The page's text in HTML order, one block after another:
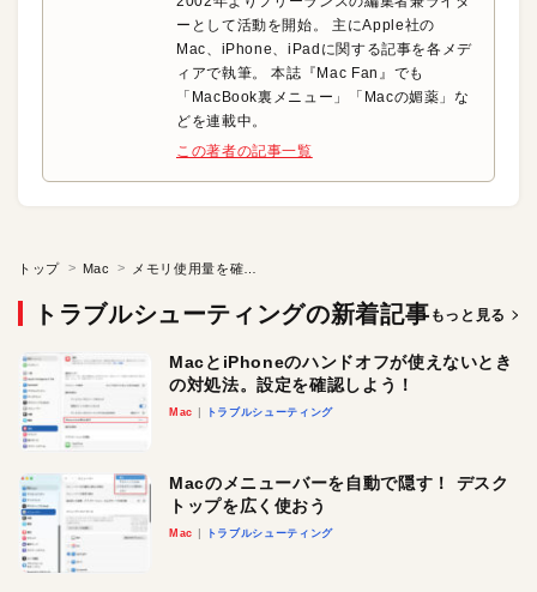
ーとして活動を開始。 主にApple社の
Mac、iPhone、iPadに関する記事を各メデ
ィアで執筆。 本誌『Mac Fan』でも
「MacBook裏メニュー」「Macの媚薬」な
どを連載中。
この著者の記事一覧
トップ Mac
トラブルシューティングの新着記事 もっと見る
MacとiPhoneのハンドオフが使えないとき
の対処法。設定を確認しよう！
Mac トラブルシューティング
Macのメニューバーを自動で隠す！ デスク
トップを広く使おう
Mac トラブルシューティング